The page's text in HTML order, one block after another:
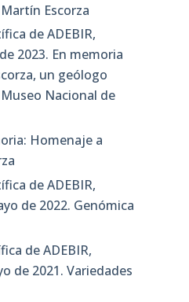
Escorza
de ADEBIR,
2023. En memoria
un geólogo
Nacional de
Homenaje a
de ADEBIR,
de 2022. Genómica
de ADEBIR,
de 2021. Variedades